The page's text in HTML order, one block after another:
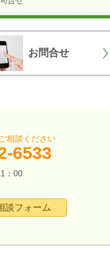
お問合せ
相談ください
6533
：00
談フォーム